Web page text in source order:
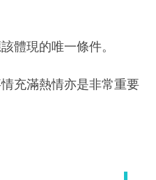
體現的唯一條件。
充滿熱情亦是非常重要